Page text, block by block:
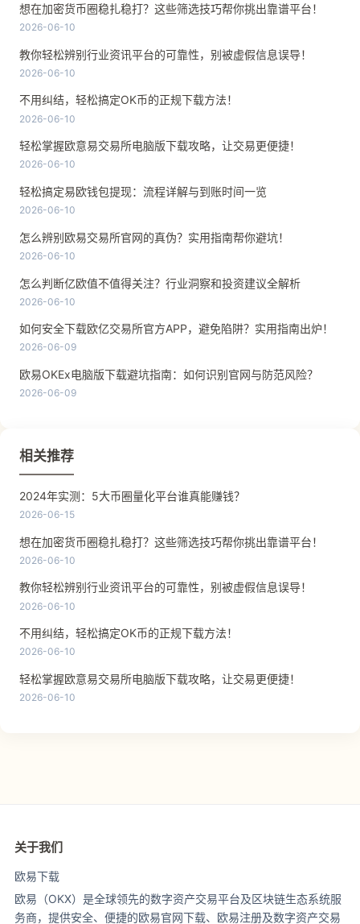
想在加密货币圈稳扎稳打？这些筛选技巧帮你挑出靠谱平台！
2026-06-10
教你轻松辨别行业资讯平台的可靠性，别被虚假信息误导！
2026-06-10
不用纠结，轻松搞定OK币的正规下载方法！
2026-06-10
轻松掌握欧意易交易所电脑版下载攻略，让交易更便捷！
2026-06-10
轻松搞定易欧钱包提现：流程详解与到账时间一览
2026-06-10
怎么辨别欧易交易所官网的真伪？实用指南帮你避坑！
2026-06-10
怎么判断亿欧值不值得关注？行业洞察和投资建议全解析
2026-06-10
如何安全下载欧亿交易所官方APP，避免陷阱？实用指南出炉！
2026-06-09
欧易OKEx电脑版下载避坑指南：如何识别官网与防范风险？
2026-06-09
相关推荐
2024年实测：5大币圈量化平台谁真能赚钱？
2026-06-15
想在加密货币圈稳扎稳打？这些筛选技巧帮你挑出靠谱平台！
2026-06-10
教你轻松辨别行业资讯平台的可靠性，别被虚假信息误导！
2026-06-10
不用纠结，轻松搞定OK币的正规下载方法！
2026-06-10
轻松掌握欧意易交易所电脑版下载攻略，让交易更便捷！
2026-06-10
关于我们
欧易下载
欧易（OKX）是全球领先的数字资产交易平台及区块链生态系统服
务商，提供安全、便捷的欧易官网下载、欧易注册及数字资产交易